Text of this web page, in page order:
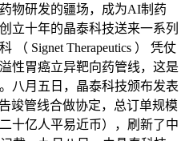
物研发的疆场，成为AI制药
立十年的晶泰科技送来一系列
（ Signet Therapeutics ） 凭仗
性胃癌立异靶向药管线，这是
八月五日，晶泰科技颁布发表
竣管线合做协定，总订单规模
十亿人平易近币），刷新了中